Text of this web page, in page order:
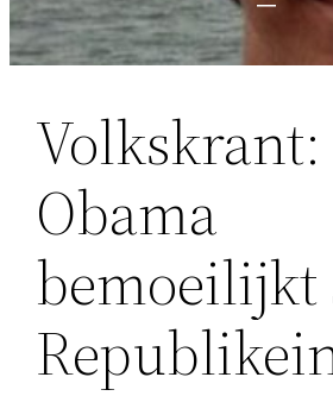
Volkskrant:
Obama
bemoeilijkt